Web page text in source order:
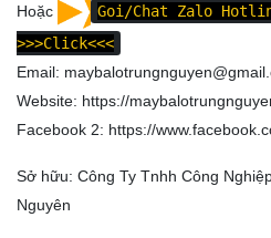
Hoặc
Goi/Chat Zalo
>>>Click<<<
Email:
Website: https://
Facebook 2: https://
Sở hữu: Công Ty Tnhh Công
Nguyên